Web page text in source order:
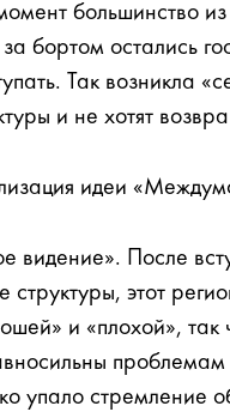
большинство
бортом остались
Так возникла
и не хотят
идеи
видение». После
структуры, этот
и «плохой»,
проблемам
упало стремление